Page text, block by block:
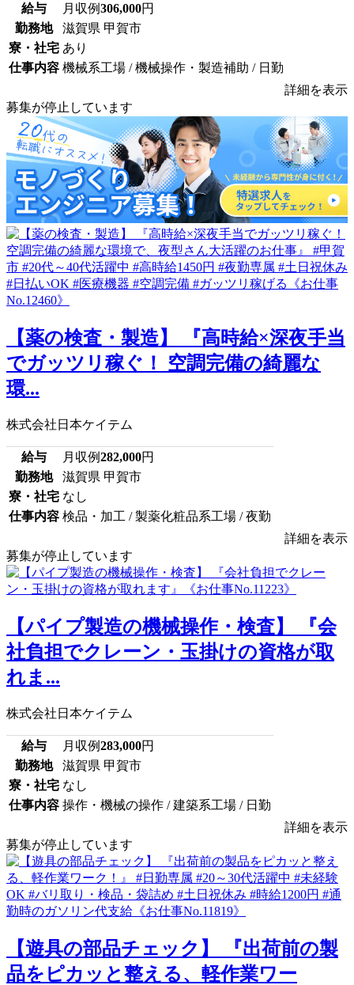
給与 月収例306,000円
勤務地
滋賀県 甲賀市
寮・社宅 あり
仕事内容 機械系工場 / 機械操作・製造補助 / 日勤
詳細を表示
募集が停止しています
【薬の検査・製造】 『高時給×深夜手当
でガッツリ稼ぐ！ 空調完備の綺麗な
環...
株式会社日本ケイテム
給与 月収例282,000円
勤務地
滋賀県 甲賀市
寮・社宅 なし
仕事内容 検品・加工 / 製薬化粧品系工場 / 夜勤
詳細を表示
募集が停止しています
【パイプ製造の機械操作・検査】 『会
社負担でクレーン・玉掛けの資格が取
れま...
株式会社日本ケイテム
給与 月収例283,000円
勤務地
滋賀県 甲賀市
寮・社宅 なし
仕事内容 操作・機械の操作 / 建築系工場 / 日勤
詳細を表示
募集が停止しています
【遊具の部品チェック】 『出荷前の製
品をピカッと整える、軽作業ワー